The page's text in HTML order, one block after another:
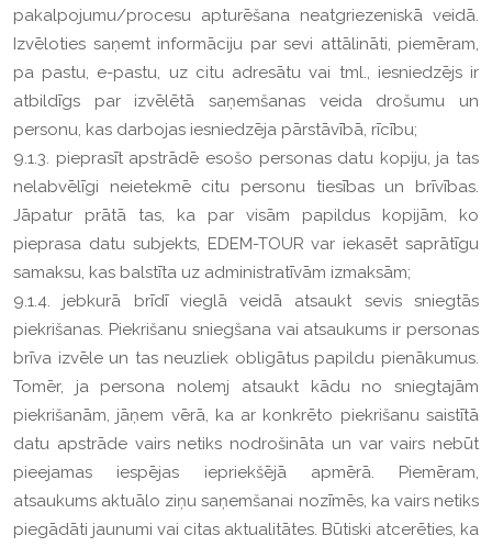
pakalpojumu/procesu apturēšana neatgriezeniskā veidā.
Izvēloties saņemt informāciju par sevi attālināti, piemēram,
pa pastu, e-pastu, uz citu adresātu vai tml., iesniedzējs ir
atbildīgs par izvēlētā saņemšanas veida drošumu un
personu, kas darbojas iesniedzēja pārstāvībā, rīcību;
9.1.3. pieprasīt apstrādē esošo personas datu kopiju, ja tas
nelabvēlīgi neietekmē citu personu tiesības un brīvības.
Jāpatur prātā tas, ka par visām papildus kopijām, ko
pieprasa datu subjekts, EDEM-TOUR var iekasēt saprātīgu
samaksu, kas balstīta uz administratīvām izmaksām;
9.1.4. jebkurā brīdī vieglā veidā atsaukt sevis sniegtās
piekrišanas. Piekrišanu sniegšana vai atsaukums ir personas
brīva izvēle un tas neuzliek obligātus papildu pienākumus.
Tomēr, ja persona nolemj atsaukt kādu no sniegtajām
piekrišanām, jāņem vērā, ka ar konkrēto piekrišanu saistītā
datu apstrāde vairs netiks nodrošināta un var vairs nebūt
pieejamas iespējas iepriekšējā apmērā. Piemēram,
atsaukums aktuālo ziņu saņemšanai nozīmēs, ka vairs netiks
piegādāti jaunumi vai citas aktualitātes. Būtiski atcerēties, ka